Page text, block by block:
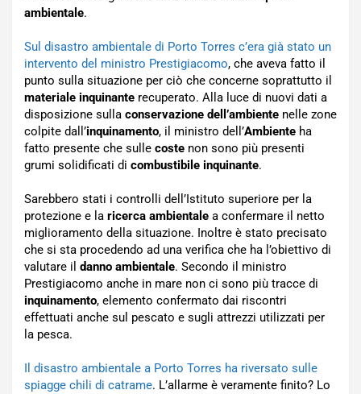
ambientale.
Sul disastro ambientale di Porto Torres c’era già stato un
intervento del ministro Prestigiacomo, che aveva fatto il
punto sulla situazione per ciò che concerne soprattutto il
materiale inquinante recuperato. Alla luce di nuovi dati a
disposizione sulla conservazione dell’ambiente nelle zone
colpite dall’inquinamento, il ministro dell’Ambiente ha
fatto presente che sulle coste non sono più presenti
grumi solidificati di combustibile inquinante.
Sarebbero stati i controlli dell’Istituto superiore per la
protezione e la ricerca ambientale a confermare il netto
miglioramento della situazione. Inoltre è stato precisato
che si sta procedendo ad una verifica che ha l’obiettivo di
valutare il danno ambientale. Secondo il ministro
Prestigiacomo anche in mare non ci sono più tracce di
inquinamento, elemento confermato dai riscontri
effettuati anche sul pescato e sugli attrezzi utilizzati per
la pesca.
Il disastro ambientale a Porto Torres ha riversato sulle
spiagge chili di catrame. L’allarme è veramente finito? Lo